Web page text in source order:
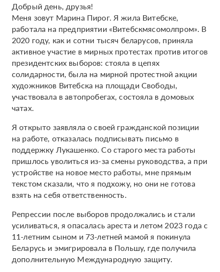
Добрый день, друзья!
Меня зовут Марина Пирог. Я жила Витебске,
работала на предприятии «Витебскмясомолпром». В
2020 году, как и сотни тысяч беларусов, приняла
активное участие в мирных протестах против итогов
президентских выборов: стояла в цепях
солидарности, была на мирной протестной акции
художников Витебска на площади Свободы,
участвовала в автопробегах, состояла в домовых
чатах.
Я открыто заявляла о своей гражданской позиции
на работе, отказалась подписывать письмо в
поддержку Лукашенко. Со старого места работы
пришлось уволиться из-за смены руководства, а при
устройстве на новое место работы, мне прямым
текстом сказали, что я подхожу, но они не готова
взять на себя ответственность.
Репрессии после выборов продолжались и стали
усиливаться, я опасалась ареста и летом 2023 года с
11-летним сыном и 73-летней мамой я покинула
Беларусь и эмигрировала в Польшу, где получила
дополнительную Международную защиту.